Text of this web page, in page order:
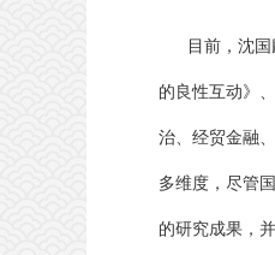
目前，沈
的良性互动》
治、经贸金融
多维度，尽管
的研究成果，